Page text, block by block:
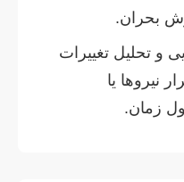
بحران.
و تحلیل تغییرات
نیروها یا
زمان.